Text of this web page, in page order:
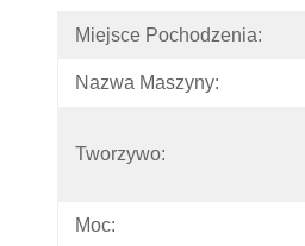
Miejsce Pochodzenia:
Nazwa Maszyny:
Tworzywo:
Moc: